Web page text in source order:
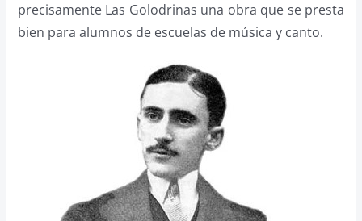
precisamente Las Golodrinas una obra que se presta
bien para alumnos de escuelas de música y canto.